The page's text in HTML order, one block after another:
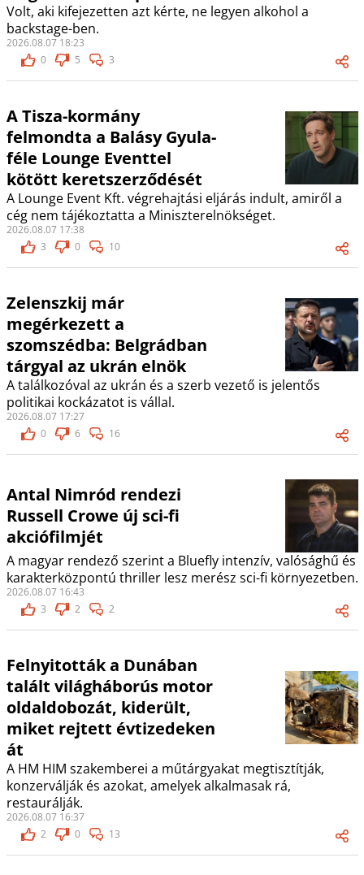
Volt, aki kifejezetten azt kérte, ne legyen alkohol a
backstage-ben.
2026.08.07 18:23
0
5 3
A Tisza-kormány
felmondta a Balásy Gyula-
féle Lounge Eventtel
kötött keretszerződését
A Lounge Event Kft. végrehajtási eljárás indult, amiről a
cég nem tájékoztatta a Miniszterelnökséget.
2026.08.07 17:38
3
0 10
Zelenszkij már
megérkezett a
szomszédba: Belgrádban
tárgyal az ukrán elnök
A találkozóval az ukrán és a szerb vezető is jelentős
politikai kockázatot is vállal.
2026.08.07 17:27
0
6 16
Antal Nimród rendezi
Russell Crowe új sci-fi
akciófilmjét
A magyar rendező szerint a Bluefly intenzív, valósághű és
karakterközpontú thriller lesz merész sci-fi környezetben.
2026.08.07 16:43
3
2 2
Felnyitották a Dunában
talált világháborús motor
oldaldobozát, kiderült,
miket rejtett évtizedeken
át
A HM HIM szakemberei a műtárgyakat megtisztítják,
konzerválják és azokat, amelyek alkalmasak rá,
restaurálják.
2026.08.07 16:37
2
0 13